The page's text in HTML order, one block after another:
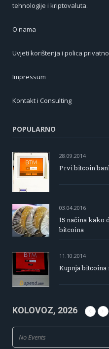
tehnologije i kriptovaluta.
O nama
Uvjeti korištenja i polica
Impressum
Kontakt i Consulting
POPULARNO
28.09.2014
Prvi bitcoin
03.04.2016
15 načina kako
bitcoina
11.10.2014
Kupnja bitcoina
KOLOVOZ, 2026
No Events